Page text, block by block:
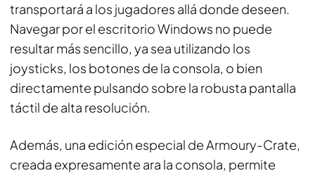
transportará a los jugadores allá donde deseen.
Navegar por el escritorio Windows no puede
resultar más sencillo, ya sea utilizando los
joysticks, los botones de la consola, o bien
directamente pulsando sobre la robusta pantalla
táctil de alta resolución.
Además, una edición especial de Armoury-Crate,
creada expresamente ara la consola, permite